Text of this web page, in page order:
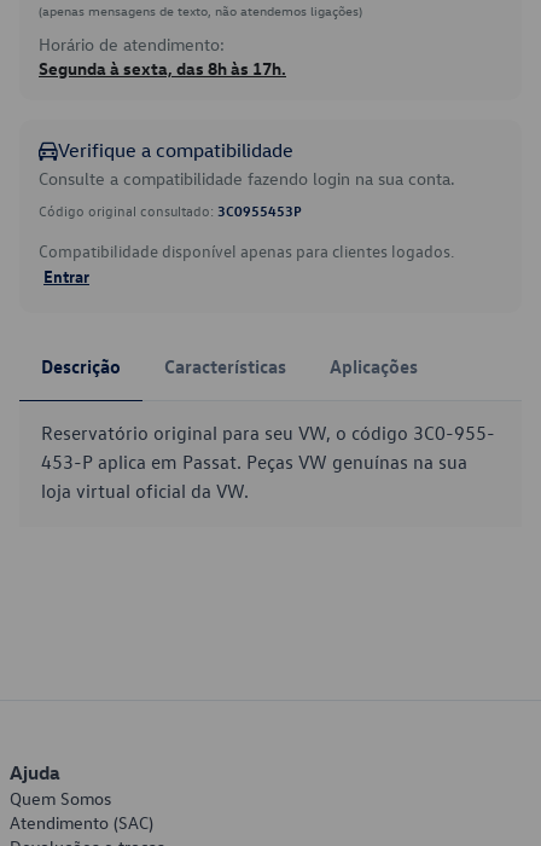
(apenas mensagens de texto, não atendemos ligações)
Horário de atendimento:
Segunda à sexta, das 8h às 17h.
Verifique a compatibilidade
Consulte a compatibilidade fazendo login na sua conta.
Código original consultado: 3C0955453P
Compatibilidade disponível apenas para clientes logados.
Entrar
Descrição Características Aplicações
Reservatório original para seu VW, o código 3C0-955-
453-P aplica em Passat. Peças VW genuínas na sua
loja virtual oficial da VW.
Ajuda
Quem Somos
Atendimento (SAC)